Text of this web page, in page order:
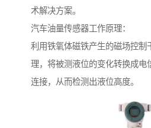
术解决方案。
汽车油量传感器工作原理：
利用铁氧体磁铁产生的磁场控制
理，将被测液位的变化转换成电
连接，从而检测出液位高度。